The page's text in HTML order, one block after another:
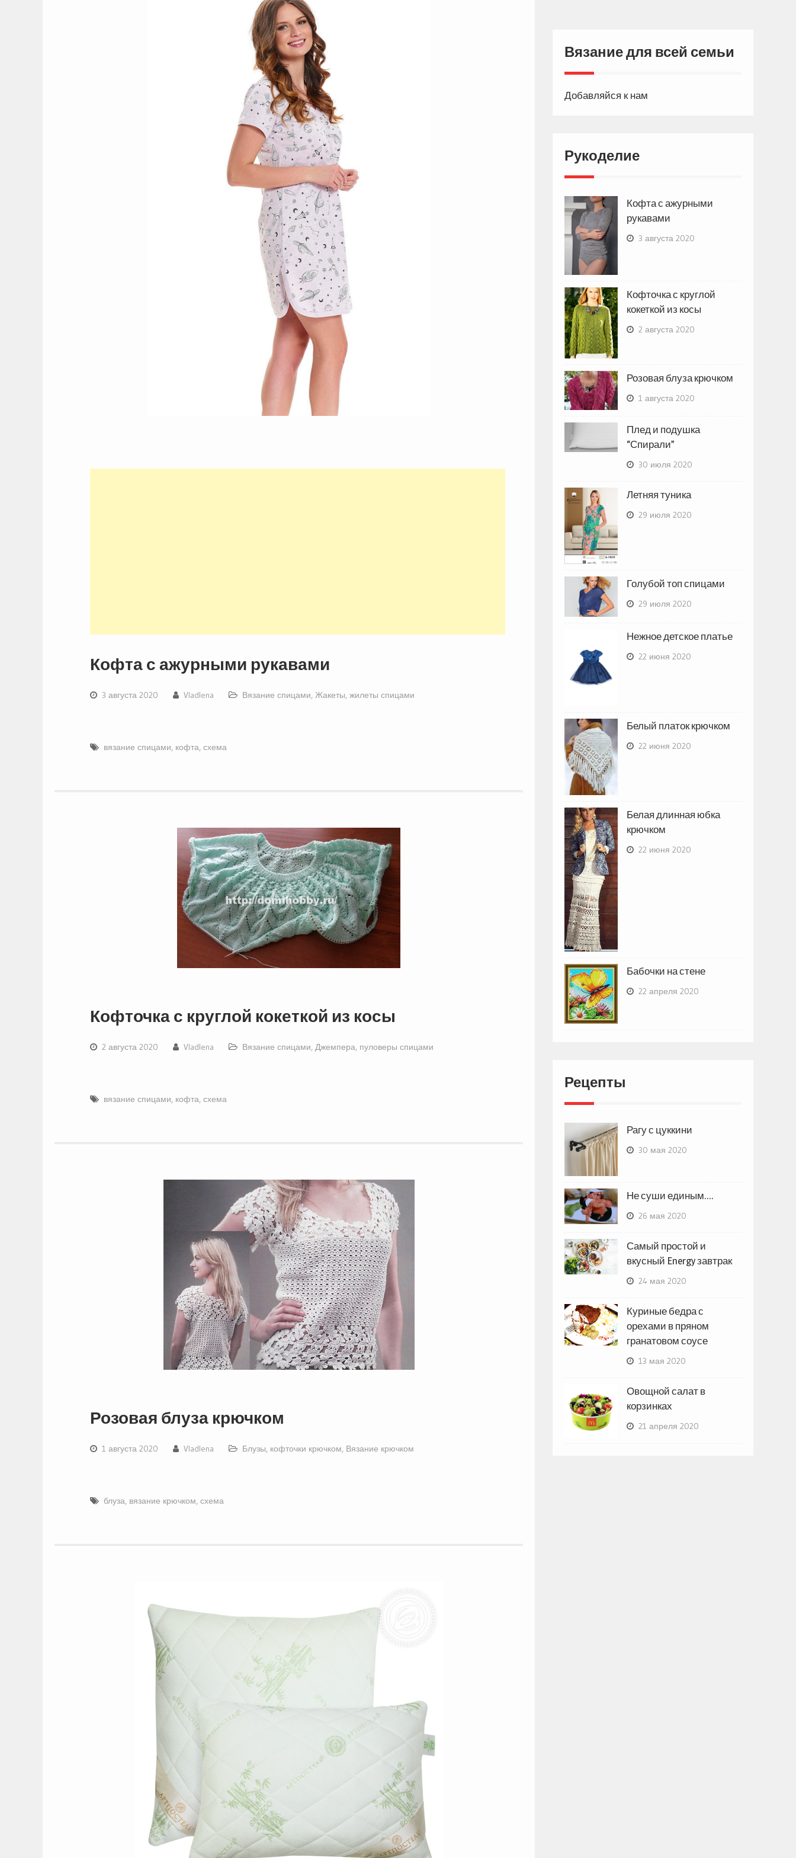
Кофта с ажурными рукавами
3 августа 2020 Vladlena Вязание спицами, Жакеты, жилеты спицами
вязание спицами, кофта, схема
Кофточка с круглой кокеткой из косы
2 августа 2020 Vladlena Вязание спицами, Джемпера, пуловеры спицами
вязание спицами, кофта, схема
Розовая блуза крючком
1 августа 2020 Vladlena Блузы, кофточки крючком, Вязание крючком
блуза, вязание крючком, схема
Вязание для всей семьи
Добавляйся к нам
Рукоделие
Кофта с ажурными
рукавами
3 августа 2020
Кофточка с круглой
кокеткой из косы
2 августа 2020
Розовая блуза крючком
1 августа 2020
Плед и подушка
“Спирали”
30 июля 2020
Летняя туника
29 июля 2020
Голубой топ спицами
29 июля 2020
Нежное детское платье
22 июня 2020
Белый платок крючком
22 июня 2020
Белая длинная юбка
крючком
22 июня 2020
Бабочки на стене
22 апреля 2020
Рецепты
Рагу с цуккини
30 мая 2020
Не суши единым….
26 мая 2020
Самый простой и
вкусный Energy завтрак
24 мая 2020
Куриные бедра с
орехами в пряном
гранатовом соусе
13 мая 2020
Овощной салат в
корзинках
21 апреля 2020